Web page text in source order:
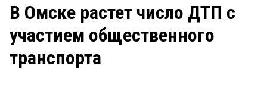
ЗАКОН Рейтинги
Блоги
В Омске растет число ДТП с
участием общественного
транспорта